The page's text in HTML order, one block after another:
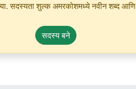
शुल्क अमरकोशमध्ये नवीन शब्द आणि
सदस्य बने